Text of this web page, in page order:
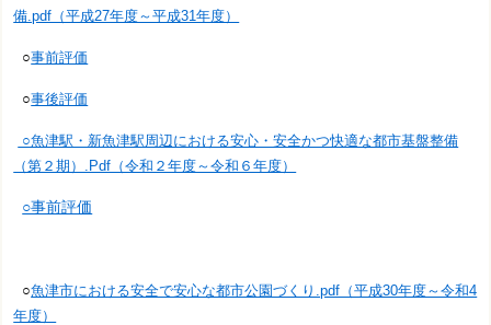
備.pdf（平成27年度～平成31年度）
○事前評価
○事後評価
○魚津駅・新魚津駅周辺における安心・安全かつ快適な都市基盤整備
（第２期）.Pdf（令和２年度～令和６年度）
○事前評価
○魚津市における安全で安心な都市公園づくり.pdf（平成30年度～令和4
年度）